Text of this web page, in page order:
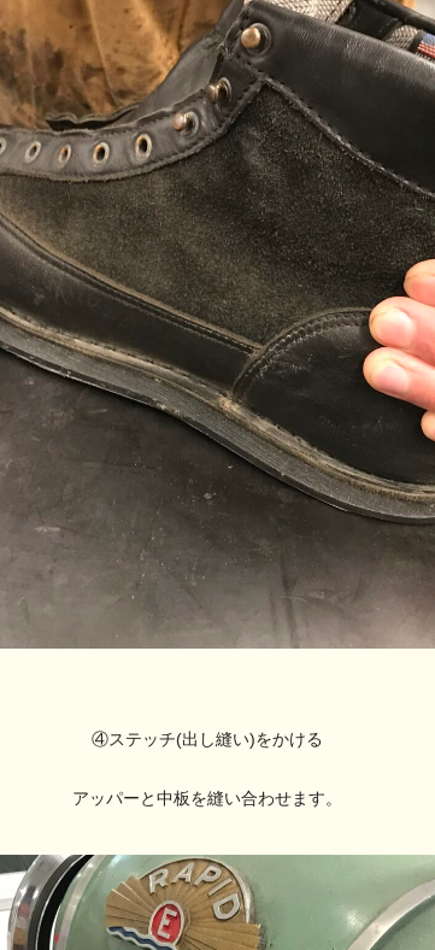
④ステッチ(出し縫い)をかける
アッパーと中板を縫い合わせます。